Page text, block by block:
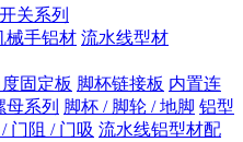
关系列
械手铝材 流水线型材
固定板 脚杯链接板 内置连
母系列 脚杯 / 脚轮 / 地脚 铝型
门阻 / 门吸 流水线铝型材配